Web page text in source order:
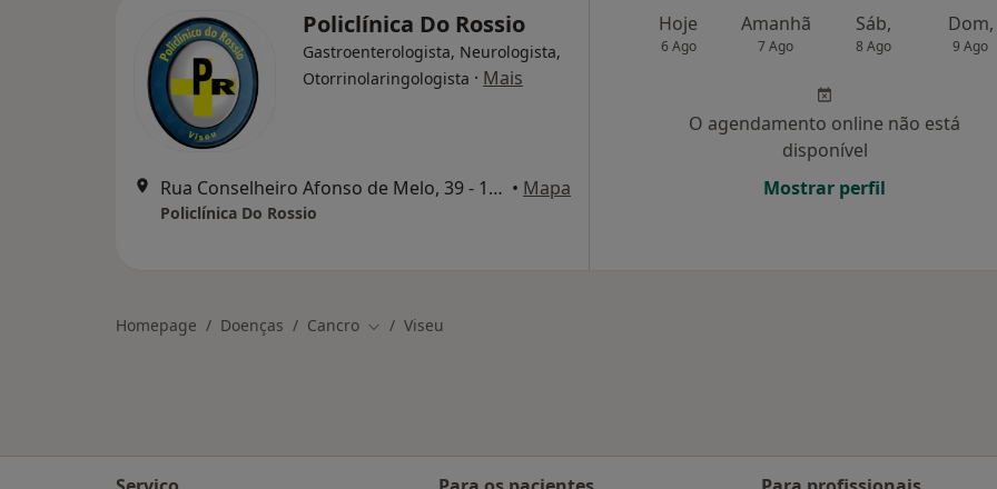
Policlínica Do Rossio
Gastroenterologista, Neurologista,
Otorrinolaringologista · Mais
Rua Conselheiro Afonso de Melo, 39 - 1º Esq., Viseu • Mapa
Policlínica Do Rossio
Hoje
6 Ago
Amanhã
7 Ago
Sáb,
8 Ago
Dom,
9 Ago
O agendamento online não está
disponível
Mostrar perfil
Homepage Doenças Cancro Mudar de cidade
Viseu